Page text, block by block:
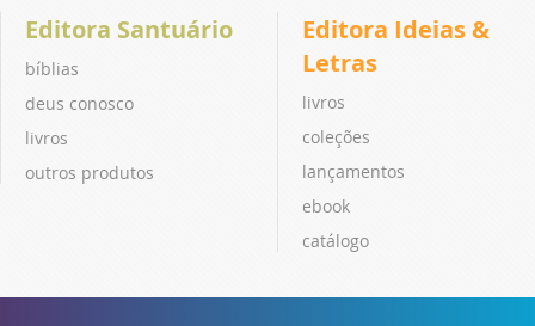
Editora Santuário
bíblias
deus conosco
livros
outros produtos
Editora Ideias &
Letras
livros
coleções
lançamentos
ebook
catálogo